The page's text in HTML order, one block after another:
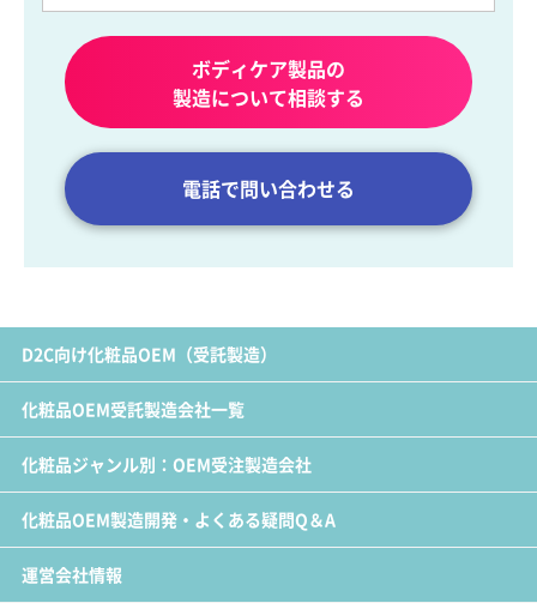
ボディケア製品の
製造について相談する
電話で問い合わせる
D2C向け化粧品OEM（受託製造）
化粧品OEM受託製造会社一覧
化粧品ジャンル別：OEM受注製造会社
化粧品OEM製造開発・よくある疑問Q＆A
運営会社情報